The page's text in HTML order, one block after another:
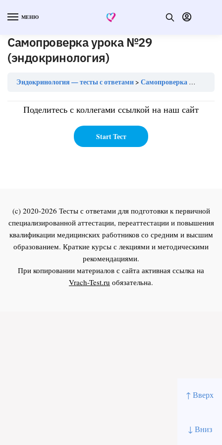
↑ Вверх
↓ Вниз
МЕНЮ
Самопроверка урока №29
(эндокринология)
Эндокринология — тесты с ответами Самопроверка урока №29 (эндокринология)
Поделитесь с коллегами ссылкой на наш сайт
(c) 2020-2026 Тесты с ответами для подготовки к первичной
специализированной аттестации, переаттестации и повышения
квалификации медицинских работников со средним и высшим
образованием. Краткие курсы с лекциями и методическими
рекомендациями.
При копировании материалов с сайта активная ссылка на
Vrach-Test.ru обязательна.